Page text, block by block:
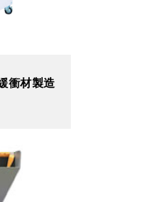
衝材製造